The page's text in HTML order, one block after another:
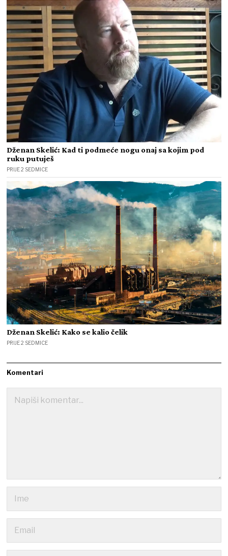
Dženan Skelić: Kad ti podmeće nogu onaj sa kojim pod
ruku putuješ
PRIJE 2 SEDMICE
Dženan Skelić: Kako se kalio čelik
PRIJE 2 SEDMICE
Komentari